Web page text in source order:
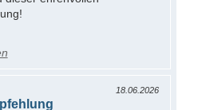
18.06.2026